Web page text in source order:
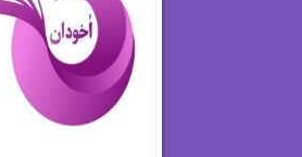
بهار
بهاره
بهاره.م